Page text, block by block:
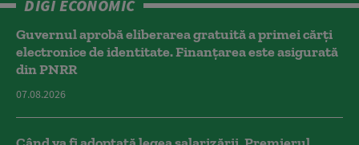
DIGI ECONOMIC
Guvernul aprobă eliberarea gratuită a primei cărţi
electronice de identitate. Finanțarea este asigurată
din PNRR
07.08.2026